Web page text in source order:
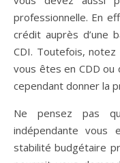
professionnelle. En
crédit auprès d’une
CDI. Toutefois,
vous êtes en CDD ou
cependant donner la
Ne pensez pas
indépendante vous
stabilité budgétaire